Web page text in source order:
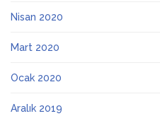
Nisan 2020
Mart 2020
Ocak 2020
Aralık 2019